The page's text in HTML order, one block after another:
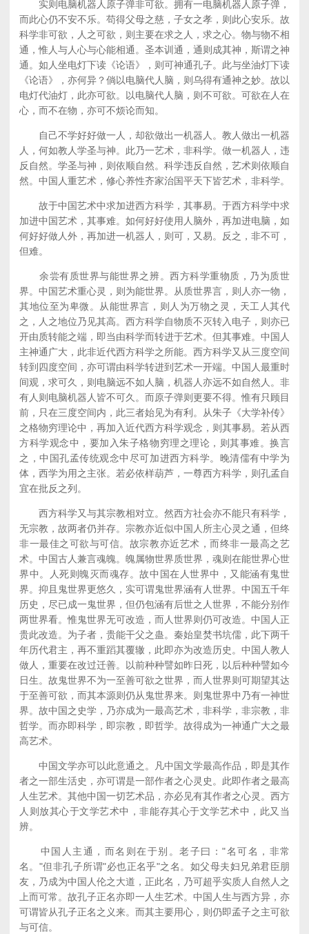
实则电脑机器人原子弹非可欲。拥有一电脑机器人原子弹，
而此心仍不安不乐。苟得父母之慈，子女之孝，则此心安乐。故
科学非可欲，人之可欲，则主要在求之人，求之心。物与物不相
通，惟人与人心与心能相通。圣本训通，通则成其神，斯谓之神
通。如人坐电灯下读《论语》，则可神通孔子。此与坐油灯下读
《论语》，亦何异？倘以电脑代人脑，则乌得有通神之妙。故以
电灯代油灯，此亦可欲。以电脑代人脑，则不可欲。可欲在人在
心，而不在物，亦可不烦论而知。
自己不学好好做一人，却欲做出一机器人。教人做出一机器
人，何如教人学圣与神。此乃一艺术，非科学。做一机器人，违
反自然。学圣与神，则依顺自然。科学违反自然，艺术则依顺自
然。中国人重艺术，修心养性齐家治国平天下皆艺术，非科学。
故于中国艺术中求加进西方科学，其事易。于西方科学中求
加进中国艺术，其事难。如何好好使用人脑外，再加进电脑，如
何好好做人外，再加进一机器人，则可，又易。反之，非不可，
但难。
余尝有质世界与能世界之辨。西方科学重物质，乃为质世
界。中国艺术重心灵，则为能世界。从质世界言，则人亦一物，
其地位至为卑微。从能世界言，则人为万物之灵，天工人其代
之，人之地位乃见其高。西方科学自物质不灭转入电子，则亦已
开由质转能之端，即当由科学而转进于艺术。但其事难。中国人
主神通广大，此非近代西方科学之所能。西方科学又从三度空间
转到四度空间，亦可谓由科学转进到艺术一开端。中国人最重时
间观，求可久，则电脑远不如人脑，机器人亦远不如自然人。非
有人则电脑机器人皆不可久。而原子弹则更要不得。惟有只顾目
前，只在三度空间内，此三者始见为有利。从朱子《大学补传》
之格物穷理论中，再加入近代西方科学观念，则其事易。若从西
方科学观念中，要加入朱子格物穷理之理论，则其事难。换言
之，中国孔孟传统观念中尽可加进西方科学。晚清儒有中学为
体，西学为用之主张。若必依样葫芦，一尊西方科学，则孔孟自
宜在批反之列。
西方科学又与其宗教相对立。然西方社会亦不能只有科学，
无宗教，故两者仍并存。宗教亦近似中国人所主心灵之通，但终
非一最佳之可欲与可信。故宗教亦近艺术，而终非一最高之艺
术。中国古人兼言魂魄。魄属物世界质世界，魂则在能世界心世
界中。人死则魄灭而魂存。故中国在人世界中，又能涵有鬼世
界。抑且鬼世界更悠久，实可谓鬼世界涵有人世界。中国五千年
历史，尽已成一鬼世界，但仍包涵有后世之人世界，不能分别作
两世界看。惟鬼世界无可改造，而人世界则仍可改造。中国人正
贵此改造。为子者，贵能干父之蛊。秦始皇焚书坑儒，此下两千
年历代君主，再不重蹈其覆辙，此即亦为改造历史。中国人教人
做人，重要在改过迁善。以前种种譬如昨日死，以后种种譬如今
日生。故鬼世界不为一至善可欲之世界，而人世界则可期望其达
于至善可欲，而其本源则仍从鬼世界来。则鬼世界中乃有一神世
界。故中国之史学，乃亦成为一最高艺术，非科学，非宗教，非
哲学。而亦即科学，即宗教，即哲学。故得成为一神通广大之最
高艺术。
中国文学亦可以此意通之。凡中国文学最高作品，即是其作
者之一部生活史，亦可谓是一部作者之心灵史。此即作者之最高
人生艺术。其他中国一切艺术品，亦必见有其作者之心灵。西方
人则放其心于文学艺术中，非能存其心于文学艺术中，此又当
辨。
中国人主通，而名则在于别。老子曰："名可名，非常
名。"但非孔子所谓"必也正名乎"之名。如父母夫妇兄弟君臣朋
友，乃成为中国人伦之大道，正此名，乃可超乎实质人自然人之
上而可常。故孔子正名亦即一人生艺术。中国人生与西方异，亦
可谓皆从孔子正名之义来。而其主要用心，则仍即孟子之主可欲
与可信。